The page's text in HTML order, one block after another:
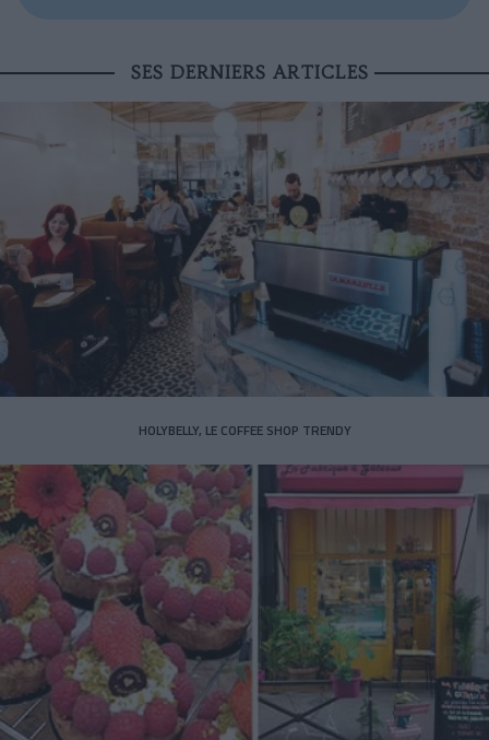
SES DERNIERS ARTICLES
HOLYBELLY, LE COFFEE SHOP TRENDY